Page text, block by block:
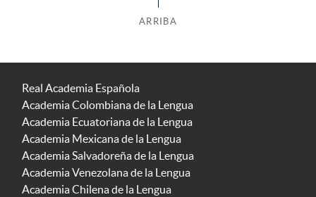
ARRIBA
Real Academia Española
Academia Colombiana de la Lengua
Academia Ecuatoriana de la Lengua
Academia Mexicana de la Lengua
Academia Salvadoreña de la Lengua
Academia Venezolana de la Lengua
Academia Chilena de la Lengua